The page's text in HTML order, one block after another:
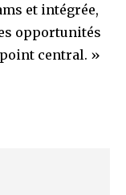
et intégrée,
opportunités
central. »